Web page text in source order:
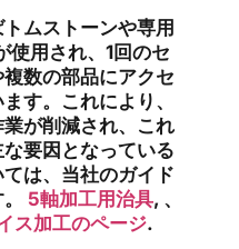
ムストーンや専用
用され、1回のセ
数の部品にアクセ
す。これにより、
が削減され、これ
要因となっている
は、当社のガイド
5軸加工用治具, 、
ス加工のページ.